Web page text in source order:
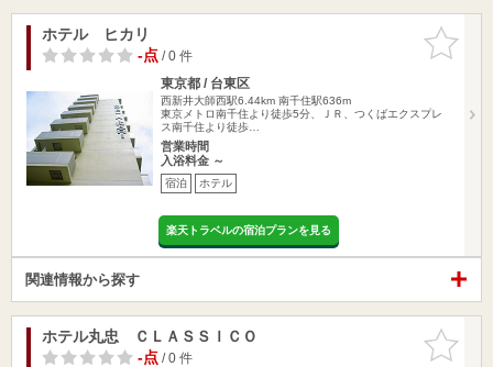
お気に入
りに追加
ホテル ヒカリ
-点/ 0 件
東京都 / 台東区
西新井大師西駅6.44km 南千住駅636m
東京メトロ南千住より徒歩5分、ＪＲ、つくばエクスプレ
ス南千住より徒歩…
営業時間
入浴料金 ～
宿泊 ホテル
楽天トラベルの宿泊プランを見る
関連情報から探す
お気に入
りに追加
ホテル丸忠 ＣＬＡＳＳＩＣＯ
-点/ 0 件